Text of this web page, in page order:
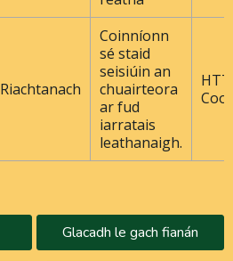
Riachtanach
Coinníonn
sé staid
seisiúin an
chuairteora
ar fud
iarratais
leathanaigh.
Glacadh le gach fianán